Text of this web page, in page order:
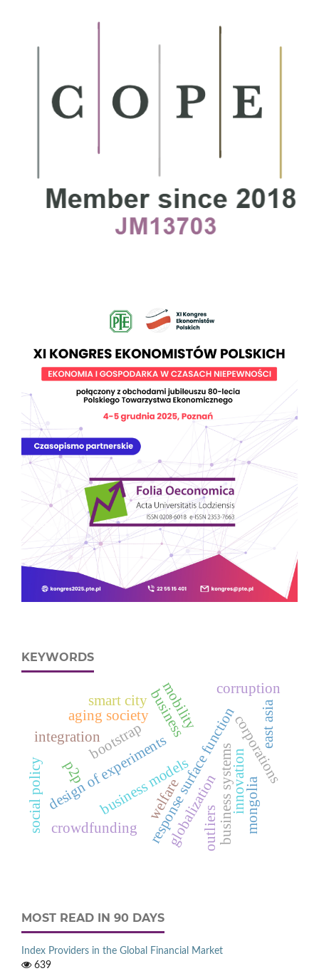
KEYWORDS
design of experimentsresponse surface function
bootstrap
integration business
globalization
corporations
business systemsinnovation
business models
aging society east asia
social policy welfare mongolia
smart city
p2p
crowdfunding
mobility corruption
outliers
MOST READ IN 90 DAYS
Index Providers in the Global Financial Market
639